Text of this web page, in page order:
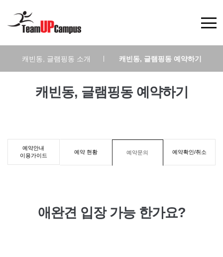
캐빈동, 글램핑동 소개 캐빈동, 글램핑동 예약하기
캐빈동, 글램핑동 예약하기
예약안내
이용가이드
예약 현황 예약문의 예약확인/취소
애완견 입장 가능 한가요?